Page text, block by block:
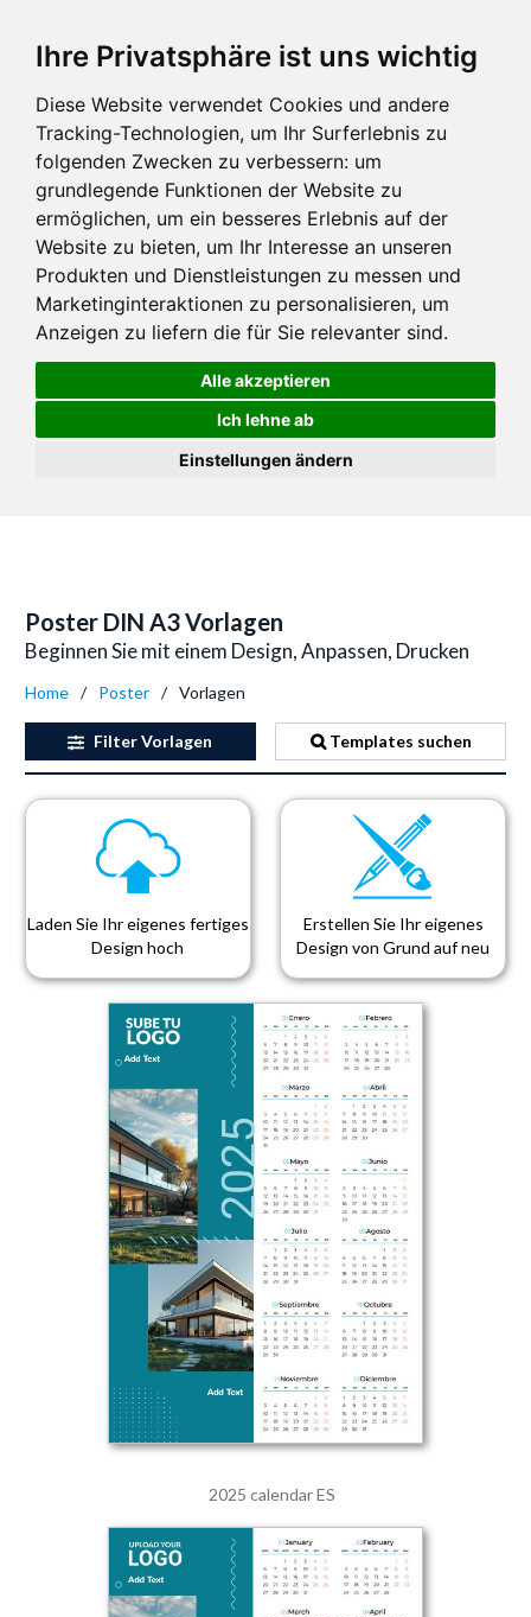
Ihre Privatsphäre ist uns wichtig
Diese Website verwendet Cookies und andere
Tracking-Technologien, um Ihr Surferlebnis zu
folgenden Zwecken zu verbessern: um
grundlegende Funktionen der Website zu
ermöglichen, um ein besseres Erlebnis auf der
Website zu bieten, um Ihr Interesse an unseren
Produkten und Dienstleistungen zu messen und
Marketinginteraktionen zu personalisieren, um
Anzeigen zu liefern die für Sie relevanter sind.
Alle akzeptieren
Ich lehne ab
Einstellungen ändern
Poster DIN A3 Vorlagen
Beginnen Sie mit einem Design, Anpassen, Drucken
Home Poster Vorlagen
FilterVorlagen Templates suchen
Laden Sie Ihr eigenes fertiges
Design hoch
Erstellen Sie Ihr eigenes
Design von Grund auf neu
2025 calendar ES